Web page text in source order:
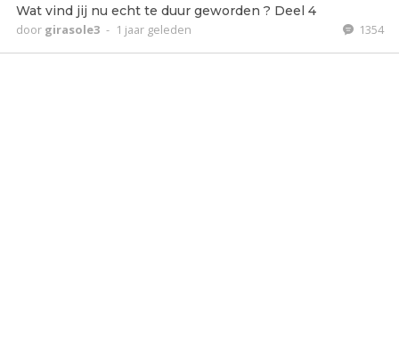
Wat vind jij nu echt te duur geworden ? Deel 4
door girasole3 - 1 jaar geleden 1354